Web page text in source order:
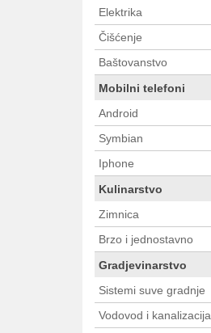
Elektrika
Čišćenje
Baštovanstvo
Mobilni telefoni
Android
Symbian
Iphone
Kulinarstvo
Zimnica
Brzo i jednostavno
Gradjevinarstvo
Sistemi suve gradnje
Vodovod i kanalizacija